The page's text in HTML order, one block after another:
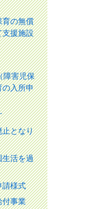
育の無償
支援施設
障害児保
の入所申
止となり
生活を過
様式
事業